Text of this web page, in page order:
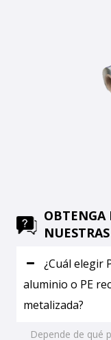
OBTENGA
¿Cuál elegir
aluminio o PE
metalizada?
Depende de qué